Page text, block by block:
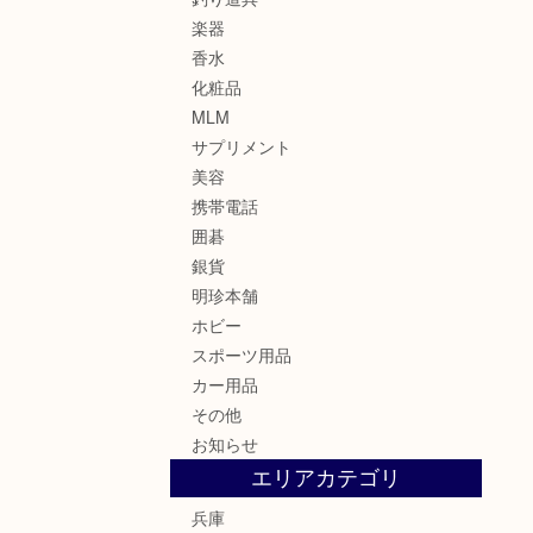
楽器
香水
化粧品
MLM
サプリメント
美容
携帯電話
囲碁
銀貨
明珍本舗
ホビー
スポーツ用品
カー用品
その他
お知らせ
エリアカテゴリ
兵庫